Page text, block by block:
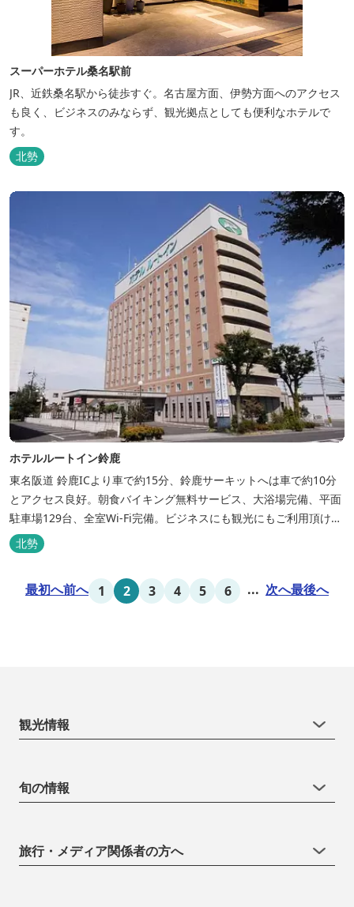
スーパーホテル桑名駅前
JR、近鉄桑名駅から徒歩すぐ。名古屋方面、伊勢方面へのアクセス
も良く、ビジネスのみならず、観光拠点としても便利なホテルで
す。
北勢
ホテルルートイン鈴鹿
東名阪道 鈴鹿ICより車で約15分、鈴鹿サーキットへは車で約10分
とアクセス良好。朝食バイキング無料サービス、大浴場完備、平面
駐車場129台、全室Wi-Fi完備。ビジネスにも観光にもご利用頂ける
快適なホテルライフをご提供します。
北勢
最初へ前へ 1 2 3 4 5 6 ... 次へ最後へ
観光情報
旬の情報
旅行・メディア関係者の方へ